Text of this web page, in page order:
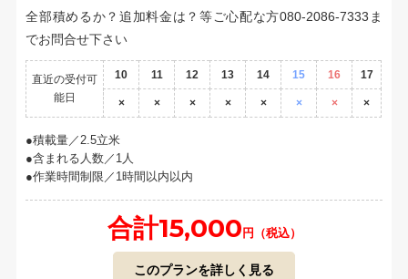
全部積めるか？追加料金は？等ご心配な方080-2086-7333ま
でお問合せ下さい
直近の受付可
能日
10 11 12 13 14 15 16 17
× × × × × × × ×
積載量／2.5立米
含まれる人数／1人
作業時間制限／1時間以内以内
合計15,000 円（税込）
このプランを詳しく見る